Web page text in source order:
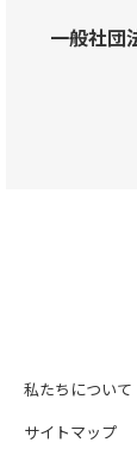
一般社団
私たちについて
サイトマップ